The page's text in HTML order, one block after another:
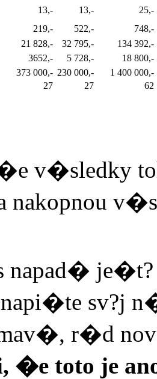
13,- 13,-
25,-
219,- 522,-
748,-
21 828,- 32 795,-
134 392,-
3652,- 5 728,-
18 800,-
373 000,- 230 000,-
1 400 000,-
27 27 62
v�sledky
nakopnou
napad�
sv?j
r�d
�e toto je